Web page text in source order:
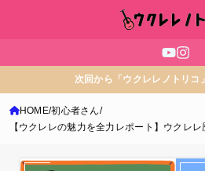
次回から「ウクレレノトリコ
HOME 初心者さん
【ウクレレの魅力を全力レポート】ウクレレ